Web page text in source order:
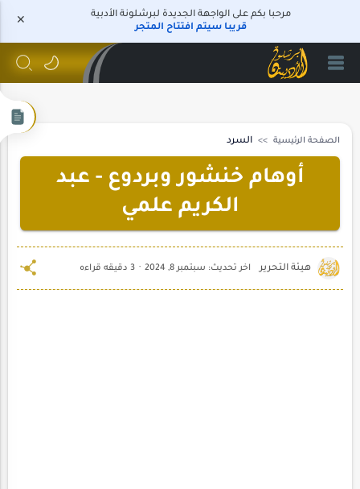
مرحبا بكم على الواجهة الجديدة لبرشلونة الأدبية
قريبا سيتم افتتاح المتجر
الصفحة الرئيسية السرد
أوهام خنشور وبردوع - عبد
الكريم علمي
3 دقيقه قراءه